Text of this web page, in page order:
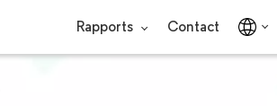
Rapports Contact